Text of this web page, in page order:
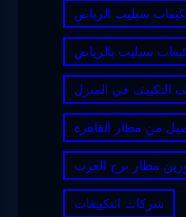
سبليت الرياض
سبليت بالرياض
التكييف في المنزل
من مطار القاهرة
مطار برج العرب
شركات التكييفات